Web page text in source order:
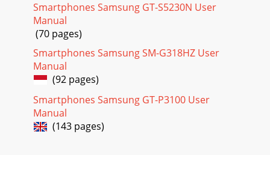
Page 43
45Menufunktioner Meddelelser (Menu 5)•Kanal: Angiv den
kanal, som du vil modtage gruppemeddelelser fra.
Yderligere oplysninger fås ved henvendelse
Page 44 - Multimediemeddelelse
46MenufunktionerSkjul adresse: Indstil din adresse, så den
ikke vises på modtagerens telefon.Leveringsrapport: Indstil
netværket til at sende en kvitt
Page 45
Smartphones Samsung GT-S5230N User
Manual
(70 pages)
Smartphones Samsung SM-G318HZ User
Manual
(92 pages)
Smartphones Samsung GT-P3100 User
Manual
(143 pages)